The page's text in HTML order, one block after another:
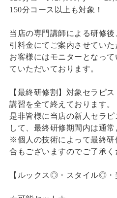
150分コース以上も対象！
当店の専門講師による研修
引料金にてご案内させていた
お客様にはモニターとなっ
ていただいております。
【最終研修割】対象セラピ
講習を全て終えております。
是非皆様に当店の新人セラ
して、最終研修期間内は通
※個人の技術によって最終研
合もございますのでご了承く
【ルックス◎・スタイル◎・